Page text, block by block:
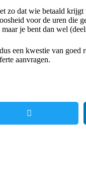
zo dat wie betaald
voor de uren die
je bent dan wel
een kwestie van
aanvragen.